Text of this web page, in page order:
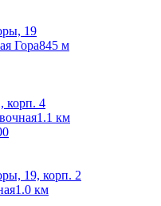
19
Гора845 м
корп. 4
1.1 км
19, корп. 2
1.0 км